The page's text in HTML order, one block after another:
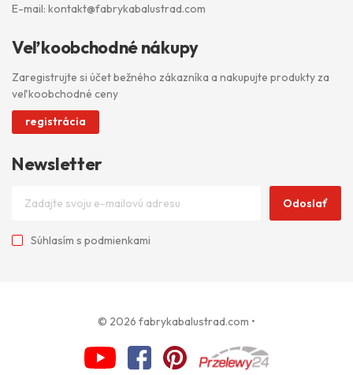
E-mail: kontakt@fabrykabalustrad.com
Veľkoobchodné nákupy
Zaregistrujte si účet bežného zákazníka a nakupujte produkty za
veľkoobchodné ceny
registrácia
Newsletter
Odoslať
Súhlasím s podmienkami
© 2026 fabrykabalustrad.com •